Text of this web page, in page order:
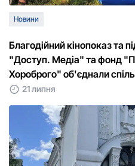
Новини
Благодійний кінопоказ та
"Доступ. Медіа" та фонд
Хороброго" об'єднали
21 липня